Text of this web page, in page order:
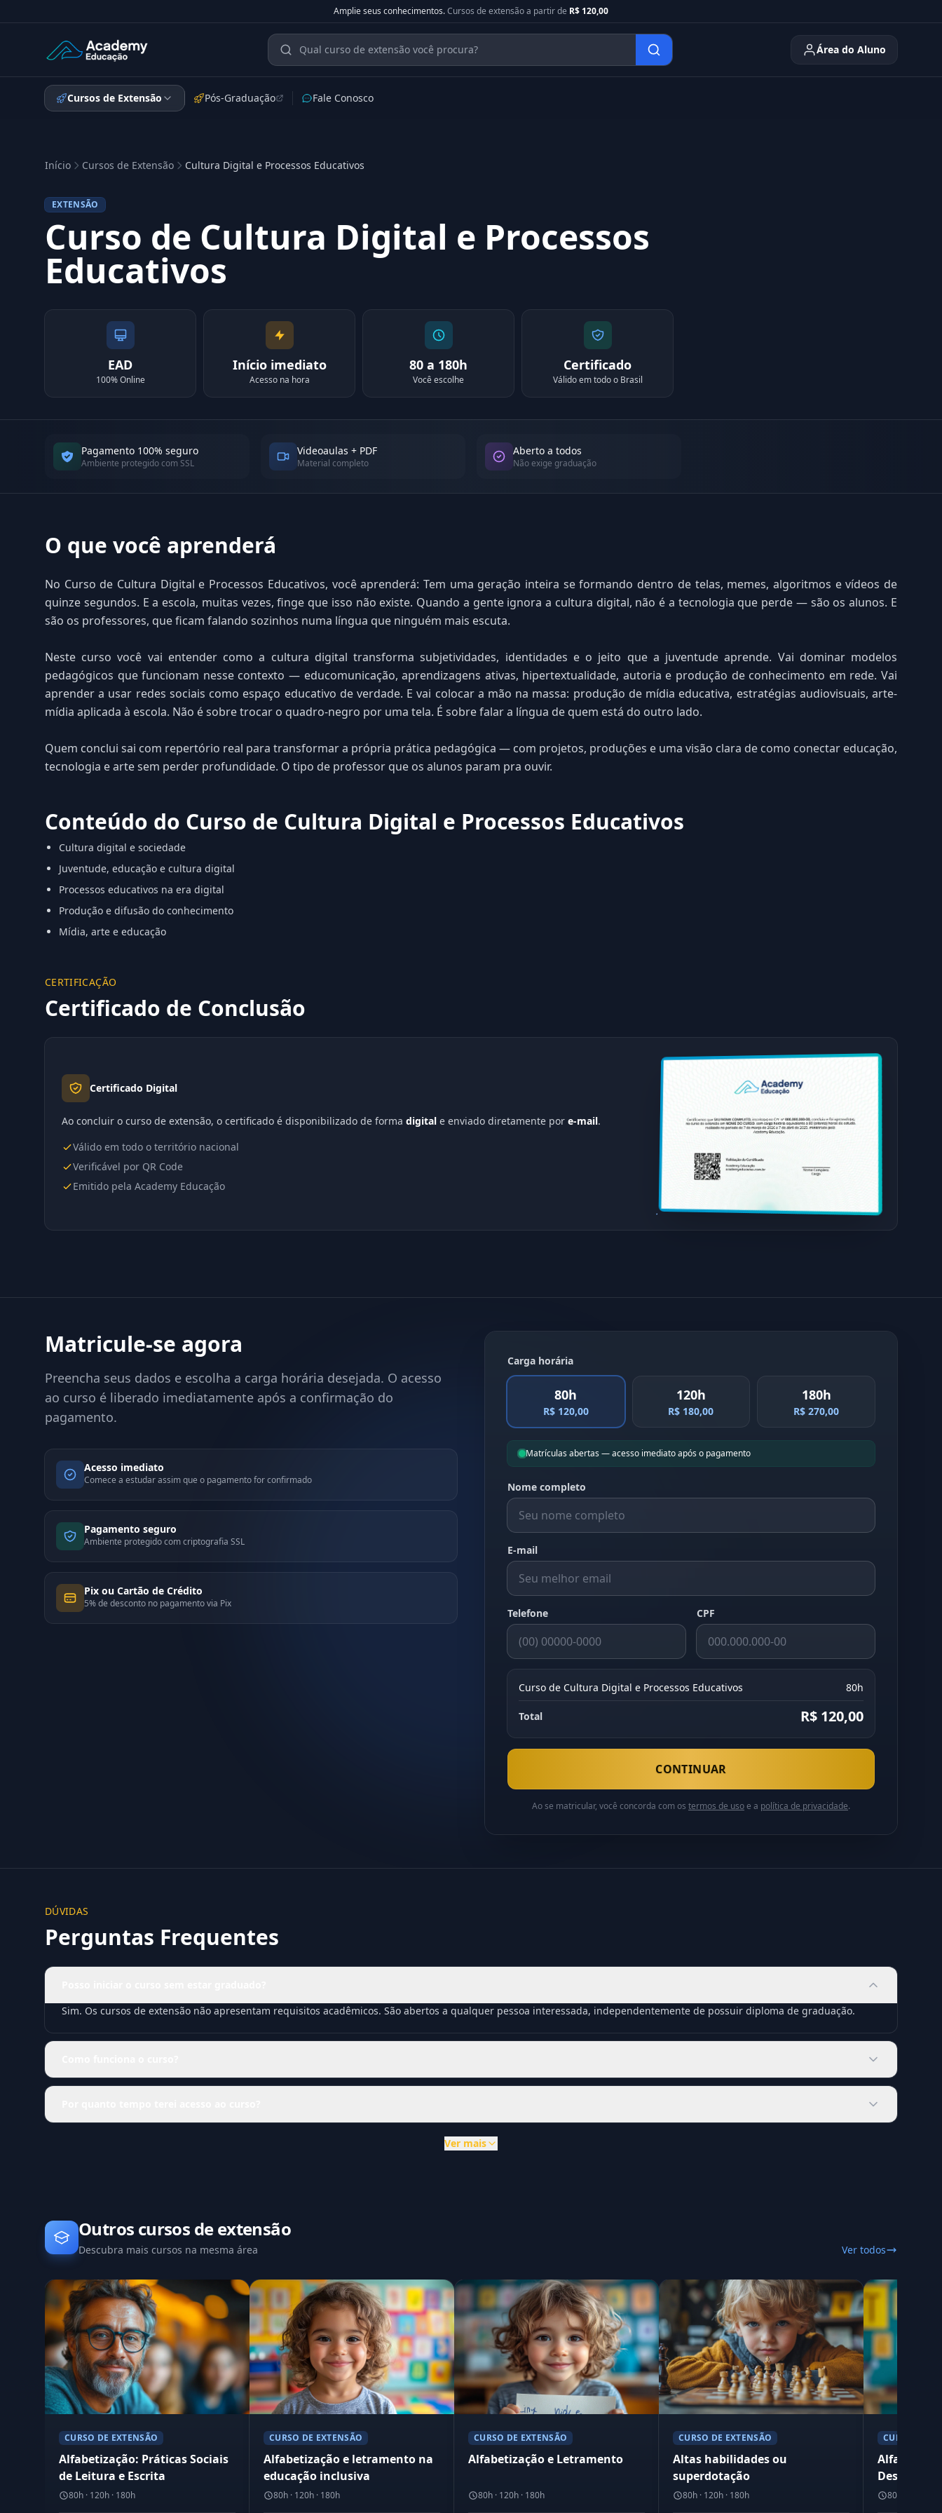
Amplie seus conhecimentos.Cursos de extensão a partir de R$ 120,00
Academy Extensão Área do Aluno
Cursos de Extensão Pós-Graduação Fale Conosco
Início Cursos de Extensão Cultura Digital e Processos Educativos
EXTENSÃO
Curso de Cultura Digital e Processos
Educativos
EAD
100% Online
Início imediato
Acesso na hora
80 a 180h
Você escolhe
Certificado
Válido em todo o Brasil
Pagamento 100% seguro
Ambiente protegido com SSL
Videoaulas + PDF
Material completo
Aberto a todos
Não exige graduação
O que você aprenderá
No Curso de Cultura Digital e Processos Educativos, você aprenderá: Tem uma geração inteira se formando dentro de telas, memes, algoritmos e vídeos de
quinze segundos. E a escola, muitas vezes, finge que isso não existe. Quando a gente ignora a cultura digital, não é a tecnologia que perde — são os alunos. E
são os professores, que ficam falando sozinhos numa língua que ninguém mais escuta.
Neste curso você vai entender como a cultura digital transforma subjetividades, identidades e o jeito que a juventude aprende. Vai dominar modelos
pedagógicos que funcionam nesse contexto — educomunicação, aprendizagens ativas, hipertextualidade, autoria e produção de conhecimento em rede. Vai
aprender a usar redes sociais como espaço educativo de verdade. E vai colocar a mão na massa: produção de mídia educativa, estratégias audiovisuais, arte-
mídia aplicada à escola. Não é sobre trocar o quadro-negro por uma tela. É sobre falar a língua de quem está do outro lado.
Quem conclui sai com repertório real para transformar a própria prática pedagógica — com projetos, produções e uma visão clara de como conectar educação,
tecnologia e arte sem perder profundidade. O tipo de professor que os alunos param pra ouvir.
Conteúdo do Curso de Cultura Digital e Processos Educativos
Cultura digital e sociedade
Juventude, educação e cultura digital
Processos educativos na era digital
Produção e difusão do conhecimento
Mídia, arte e educação
CERTIFICAÇÃO
Certificado de Conclusão
Certificado Digital
Ao concluir o curso de extensão, o certificado é disponibilizado de forma digital e enviado diretamente por e-mail.
Válido em todo o território nacional
Verificável por QR Code
Emitido pela Academy Educação
Matricule-se agora
Preencha seus dados e escolha a carga horária desejada. O acesso
ao curso é liberado imediatamente após a confirmação do
pagamento.
Acesso imediato
Comece a estudar assim que o pagamento for confirmado
Pagamento seguro
Ambiente protegido com criptografia SSL
Pix ou Cartão de Crédito
5% de desconto no pagamento via Pix
Carga horária
80h
R$ 120,00
120h
R$ 180,00
180h
R$ 270,00
Matrículas abertas — acesso imediato após o pagamento
Nome completo
E-mail
Telefone CPF
Curso de Cultura Digital e Processos Educativos 80h
Total R$ 120,00
CONTINUAR
Ao se matricular, você concorda com os termos de usoe a política de privacidade.
DÚVIDAS
Perguntas Frequentes
Sim. Os cursos de extensão não apresentam requisitos acadêmicos. São abertos a qualquer pessoa interessada, independentemente de possuir diploma de graduação.
Ver mais
Outros cursos de extensão
Descubra mais cursos na mesma área Ver todos
CURSO DE EXTENSÃO
Alfabetização: Práticas Sociais
de Leitura e Escrita
80h · 120h · 180h
CURSO DE EXTENSÃO
Alfabetização e letramento na
educação inclusiva
80h · 120h · 180h
CURSO DE EXTENSÃO
Alfabetização e Letramento
80h · 120h · 180h
CURSO DE EXTENSÃO
Altas habilidades ou
superdotação
80h · 120h · 180h
CURSO DE
80h · 120h ·